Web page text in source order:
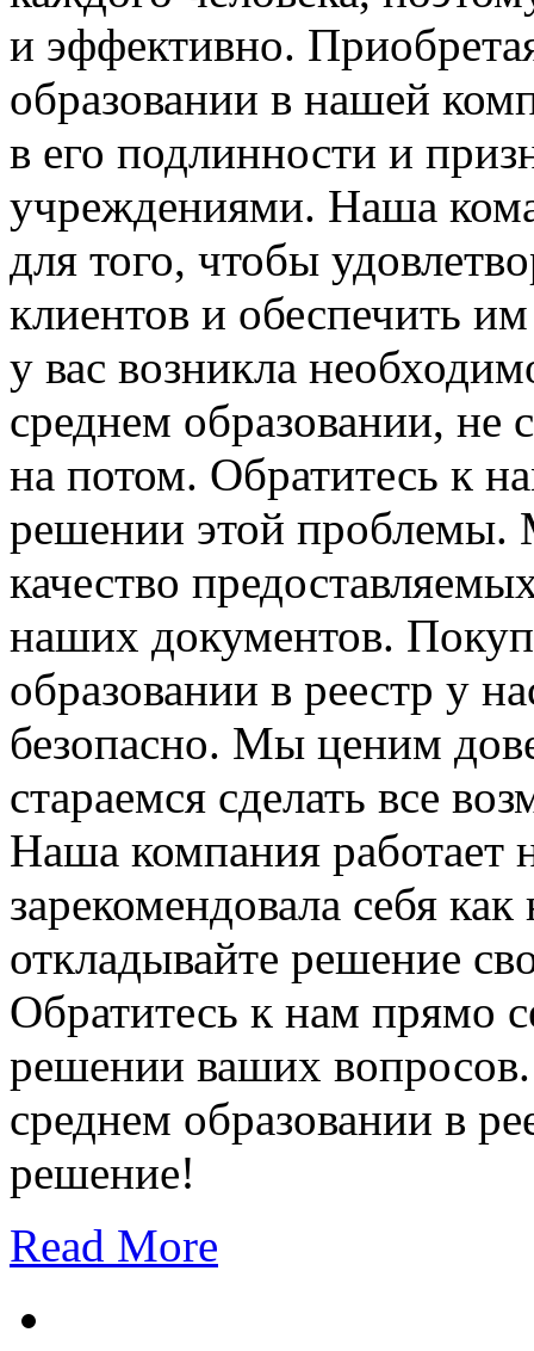
и эффективно.
образовании в нашей
в его подлинности и
учреждениями. Наша
для того, чтобы
клиентов и обеспечить
у вас возникла
среднем образовании, не
на потом. Обратитесь к
решении этой проблемы.
качество
наших документов.
образовании в реестр у
безопасно. Мы ценим
стараемся сделать все
Наша компания работает
зарекомендовала себя
откладывайте решение
Обратитесь к нам прямо
решении ваших
среднем образовании в
решение!
Read More